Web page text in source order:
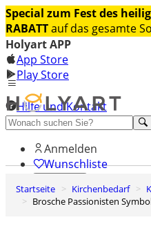
Special zum Fest des
RABATTauf das gesamte
Holyart APP
App Store
Play Store
Hilfe und Kontakt
Entdecken Sie Premium
Anmelden
Wunschliste
0
Warenkorb
Startseite Kirchenbedarf
Brosche Passionisten